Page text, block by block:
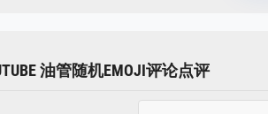
油管随机EMOJI评论点评